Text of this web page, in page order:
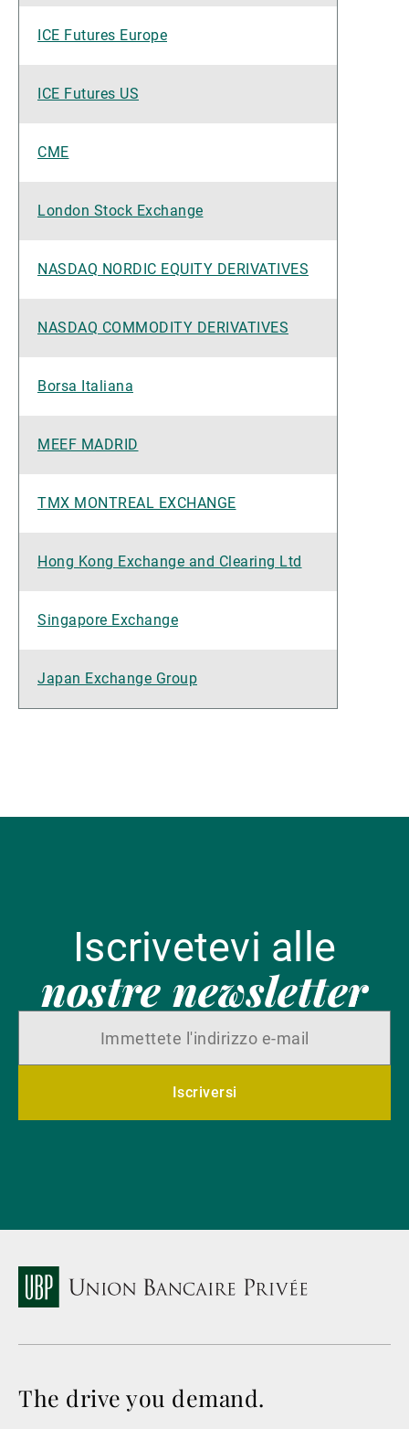
ICE Futures Europe
ICE Futures US
CME
London Stock Exchange
NASDAQ NORDIC EQUITY DERIVATIVES
NASDAQ COMMODITY DERIVATIVES
Borsa Italiana
MEEF MADRID
TMX MONTREAL EXCHANGE
Hong Kong Exchange and Clearing Ltd
Singapore Exchange
Japan Exchange Group
Iscrivetevi alle
nostre newsletter
Iscriversi
The drive you demand.